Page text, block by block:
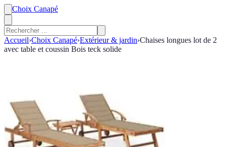
Choix Canapé
Accueil›Choix Canapé›Extérieur & jardin›Chaises longues lot de 2
avec table et coussin Bois teck solide